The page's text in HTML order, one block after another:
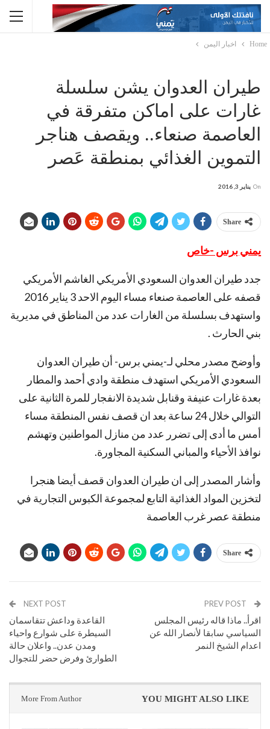
Home اخبار اليمن
طيران العدوان يشن سلسلة
غارات على اماكن متفرقة في
العاصمة صنعاء.. ويقصف هناجر
التموين الغذائي بمنطقة عَصر
On يناير 3, 2016
Share
يمني برس -خاص
جدد طيران العدوان السعودي الأمريكي الغاشم الأمريكي
قصفه على العاصمة صنعاء مساء اليوم الاحد 3 يناير 2016
واستهدف بسلسلة من الغارات عدد من المناطق في مديرية
بني الحارث .
وأوضح مصدر محلي لـ-يمني برس- أن طيران العدوان
السعودي الأمريكي استهدف منطقة وادي أحمد والمطار
بعدة غارات عنيفة وقنابل شديدة الانفجار للمرة الثانية على
التوالي خلال 24 ساعة بعد ان قصف نفس المنطقة مساء
أمس ما أدى إلى تضرر عدد من منازل المواطنين وتهشم
نوافذ الأحياء والمباني السكنية المجاورة.
وأشار المصدر إلى ان طيران العدوان قصف أيضا هنجرا
لتخزين المواد الغذائية التابع لمجموعة الكبوس التجارية في
منطقة عصر غرب العاصمة
Share
اقرأ.. ماذا قاله رئيس المجلس
السياسي سابقا لأنصار الله عن
اعدام الشيخ النمر
NEXT POST
القاعدة وداعش تتقاسمان
السيطرة على شوارع واحياء
ومدن عدن.. واعلان حالة
الطوارئ وفرض حضر للتجوال
YOU MIGHT ALSO LIKE
More From Author